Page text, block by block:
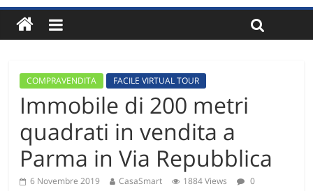
COMPRAVENDITA FACILE VIRTUAL TOUR
Immobile di 200 metri
quadrati in vendita a
Parma in Via Repubblica
6 Novembre 2019 CasaSmart 1884 Views
0